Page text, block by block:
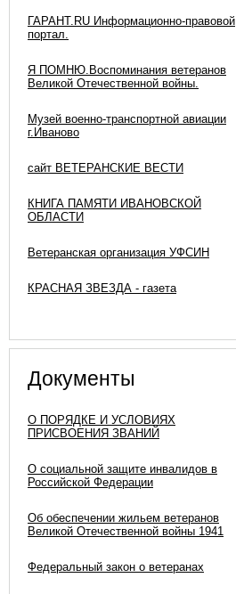
ГАРАНТ.RU Информационно-правовой
портал.
Я ПОМНЮ.Воспоминания ветеранов
Великой Отечественной войны.
Музей военно-транспортной авиации
г.Иваново
сайт ВЕТЕРАНСКИЕ ВЕСТИ
КНИГА ПАМЯТИ ИВАНОВСКОЙ
ОБЛАСТИ
Ветеранская организация УФСИН
КРАСНАЯ ЗВЕЗДА - газета
Документы
О ПОРЯДКЕ И УСЛОВИЯХ
ПРИСВОЕНИЯ ЗВАНИЙ
О социальной защите инвалидов в
Российской Федерации
Об обеспечении жильем ветеранов
Великой Отечественной войны 1941
Федеральный закон о ветеранах